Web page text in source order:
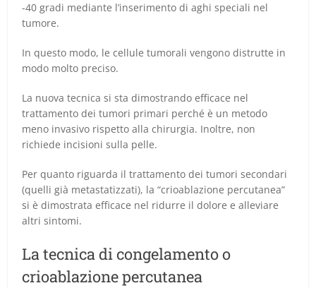
-40 gradi mediante l’inserimento di aghi speciali nel
tumore.
In questo modo, le cellule tumorali vengono distrutte in
modo molto preciso.
La nuova tecnica si sta dimostrando efficace nel
trattamento dei tumori primari perché è un metodo
meno invasivo rispetto alla chirurgia. Inoltre, non
richiede incisioni sulla pelle.
Per quanto riguarda il trattamento dei tumori secondari
(quelli già metastatizzati), la “crioablazione percutanea”
si è dimostrata efficace nel ridurre il dolore e alleviare
altri sintomi.
La tecnica di congelamento o
crioablazione percutanea